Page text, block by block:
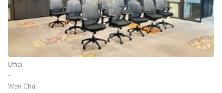
Elettricità
Esposizione di Automobili
Impianto audiovisivo
Uffici
∙
Wan Chai